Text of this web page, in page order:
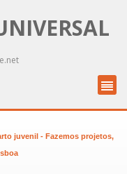
juvenil - Fazemos projetos,